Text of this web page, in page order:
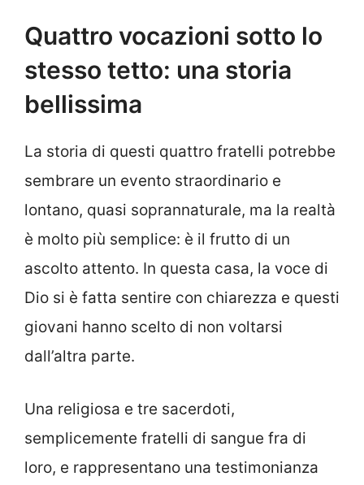
Quattro vocazioni sotto lo
stesso tetto: una storia
bellissima
La storia di questi quattro fratelli potrebbe
sembrare un evento straordinario e
lontano, quasi soprannaturale, ma la realtà
è molto più semplice: è il frutto di un
ascolto attento. In questa casa, la voce di
Dio si è fatta sentire con chiarezza e questi
giovani hanno scelto di non voltarsi
dall’altra parte.
Una religiosa e tre sacerdoti,
semplicemente fratelli di sangue fra di
loro, e rappresentano una testimonianza